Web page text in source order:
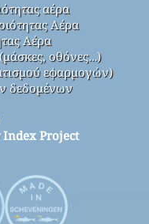
αέρα
Αέρα
Αέρα
οθόνες…)
εφαρμογών)
δεδομένων
Project